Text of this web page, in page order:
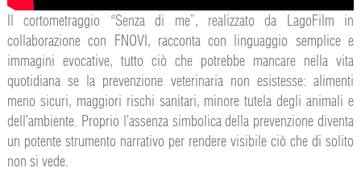
Il cortometraggio “Senza di me”, realizzato da LagoFilm in
collaborazione con FNOVI, racconta con linguaggio semplice e
immagini evocative, tutto ciò che potrebbe mancare nella vita
quotidiana se la prevenzione veterinaria non esistesse: alimenti
meno sicuri, maggiori rischi sanitari, minore tutela degli animali e
dell’ambiente. Proprio l’assenza simbolica della prevenzione diventa
un potente strumento narrativo per rendere visibile ciò che di solito
non si vede.